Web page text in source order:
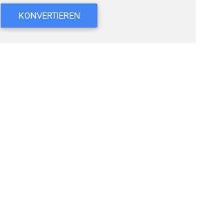
KONVERTIEREN